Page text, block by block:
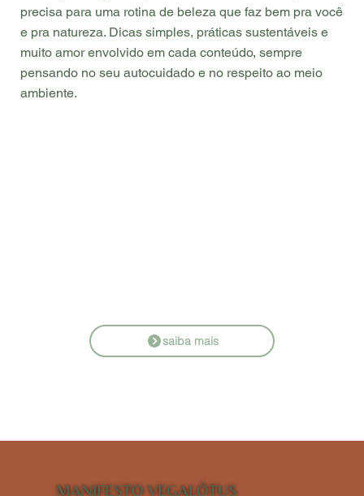
precisa para uma rotina de beleza que faz bem pra você
e pra natureza. Dicas simples, práticas sustentáveis e
muito amor envolvido em cada conteúdo, sempre
pensando no seu autocuidado e no respeito ao meio
ambiente.
saiba mais
MANIFESTO VEGALÓTUS